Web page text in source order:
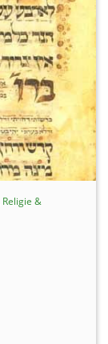
Religie &